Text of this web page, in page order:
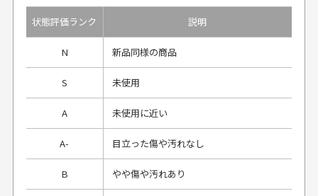
状態評価ランク 説明
N 新品同様の商品
S 未使用
A 未使用に近い
A- 目立った傷や汚れなし
B やや傷や汚れあり